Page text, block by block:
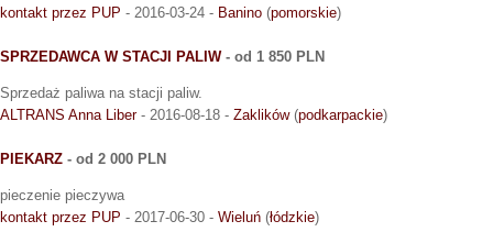
kontakt przez PUP - 2016-03-24 - Banino (pomorskie)
SPRZEDAWCA W STACJI PALIW- od 1 850 PLN
Sprzedaż paliwa na stacji paliw.
ALTRANS Anna Liber- 2016-08-18 - Zaklików(podkarpackie)
PIEKARZ - od 2 000 PLN
pieczenie pieczywa
kontakt przez PUP - 2017-06-30 - Wieluń (łódzkie)